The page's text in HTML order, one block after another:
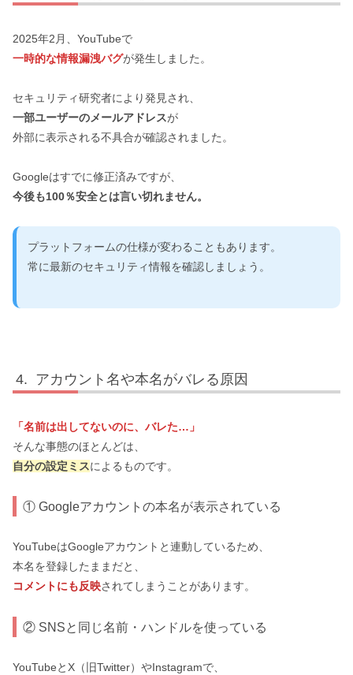
2025年2月、YouTubeで
一時的な情報漏洩バグが発生しました。
セキュリティ研究者により発見され、
一部ユーザーのメールアドレスが
外部に表示される不具合が確認されました。
Googleはすでに修正済みですが、
今後も100％安全とは言い切れません。
プラットフォームの仕様が変わることもあります。
常に最新のセキュリティ情報を確認しましょう。
アカウント名や本名がバレる原因
「名前は出してないのに、バレた…」
そんな事態のほとんどは、
自分の設定ミスによるものです。
① Googleアカウントの本名が表示されている
YouTubeはGoogleアカウントと連動しているため、
本名を登録したままだと、
コメントにも反映されてしまうことがあります。
② SNSと同じ名前・ハンドルを使っている
YouTubeとX（旧Twitter）やInstagramで、